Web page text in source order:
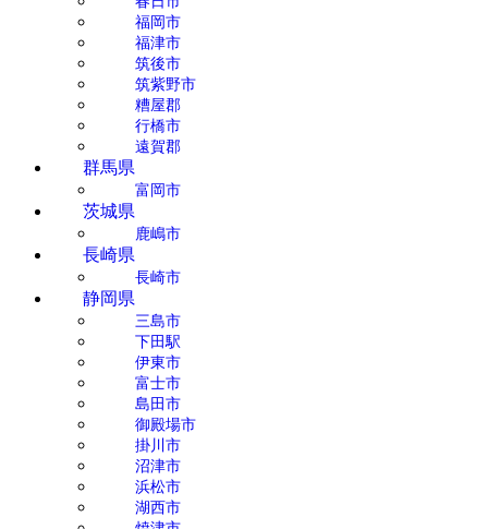
福岡市
福津市
筑後市
筑紫野市
糟屋郡
行橋市
遠賀郡
群馬県
富岡市
茨城県
鹿嶋市
長崎県
長崎市
静岡県
三島市
下田駅
伊東市
富士市
島田市
御殿場市
掛川市
沼津市
浜松市
湖西市